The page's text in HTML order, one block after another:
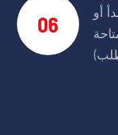
06
أو